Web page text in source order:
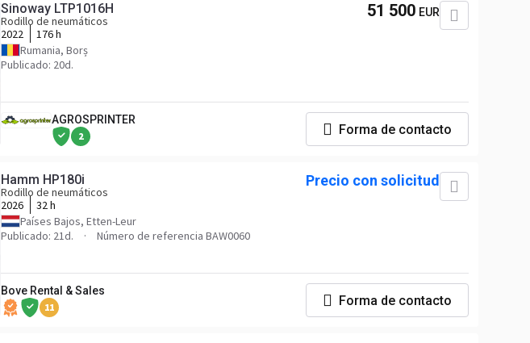
Sinoway LTP1016H
Rodillo de neumáticos
2022
176 h
Rumania, Borș
Publicado: 20d.
51 500 EUR
AGROSPRINTER
2 Forma de contacto
Hamm HP180i
Rodillo de neumáticos
2026
32 h
Países Bajos, Etten-Leur
Publicado: 21d.
Número de referencia BAW0060
Precio con solicitud
Bove Rental & Sales
11 Forma de contacto